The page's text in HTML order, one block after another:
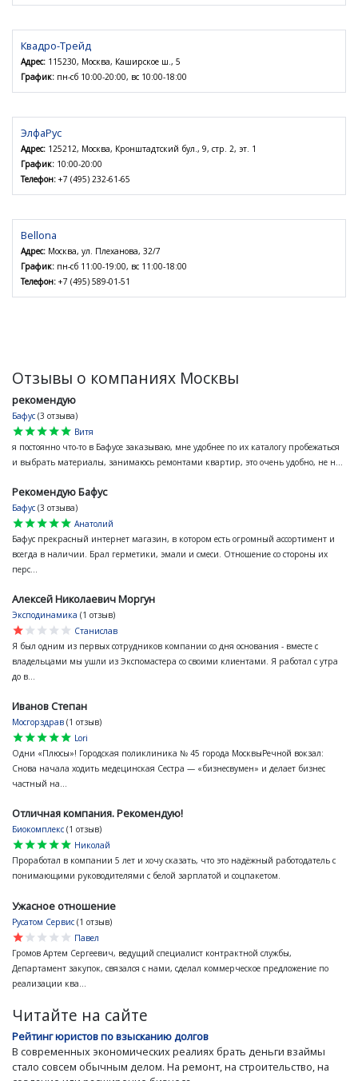
Квадро-Трейд
Адрес: 115230, Москва, Каширское ш., 5
График: пн-сб 10:00-20:00, вс 10:00-18:00
ЭлфаРус
Адрес: 125212, Москва, Кронштадтский бул., 9, стр. 2, эт. 1
График: 10:00-20:00
Телефон: +7 (495) 232-61-65
Bellona
Адрес: Москва, ул. Плеханова, 32/7
График: пн-сб 11:00-19:00, вс 11:00-18:00
Телефон: +7 (495) 589-01-51
Отзывы о компаниях Москвы
рекомендую
Бафус (3 отзыва)
star
star
star
star
star
Витя
я постоянно что-то в Бафусе заказываю, мне удобнее по их каталогу пробежаться
и выбрать материалы, занимаюсь ремонтами квартир, это очень удобно, не н...
Рекомендую Бафус
Бафус (3 отзыва)
star
star
star
star
star
Анатолий
Бафус прекрасный интернет магазин, в котором есть огромный ассортимент и
всегда в наличии. Брал герметики, эмали и смеси. Отношение со стороны их
перс...
Алексей Николаевич Моргун
Эксподинамика (1 отзыв)
star
star
star
star
star
Станислав
Я был одним из первых сотрудников компании со дня основания - вместе с
владельцами мы ушли из Экспомастера со своими клиентами. Я работал с утра
до в...
Иванов Степан
Мосгорздрав (1 отзыв)
star
star
star
star
star
Lori
Одни «Плюсы»! Городская поликлиника № 45 города МосквыРечной вокзал:
Снова начала ходить медецинская Сестра — «бизнесвумен» и делает бизнес
частный на...
Отличная компания. Рекомендую!
Биокомплекс (1 отзыв)
star
star
star
star
star
Николай
Проработал в компании 5 лет и хочу сказать, что это надёжный работодатель с
понимающими руководителями с белой зарплатой и соцпакетом.
Ужасное отношение
Русатом Сервис (1 отзыв)
star
star
star
star
star
Павел
Громов Артем Сергеевич, ведущий специалист контрактной службы,
Департамент закупок, связался с нами, сделал коммерческое предложение по
реализации ква...
Читайте на сайте
Рейтинг юристов по взысканию долгов
В современных экономических реалиях брать деньги взаймы
стало совсем обычным делом. На ремонт, на строительство, на